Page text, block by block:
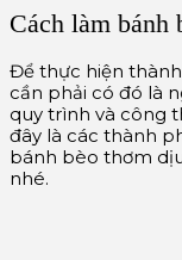
Cách làm bánh
Để thực hiện
cần phải có đó là
quy trình và công
đây là các thành
bánh bèo thơm
nhé.